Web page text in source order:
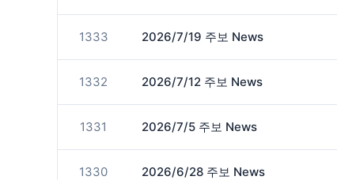
1333 2026/7/19 주보 News
1332 2026/7/12 주보 News
1331 2026/7/5 주보 News
1330 2026/6/28 주보 News